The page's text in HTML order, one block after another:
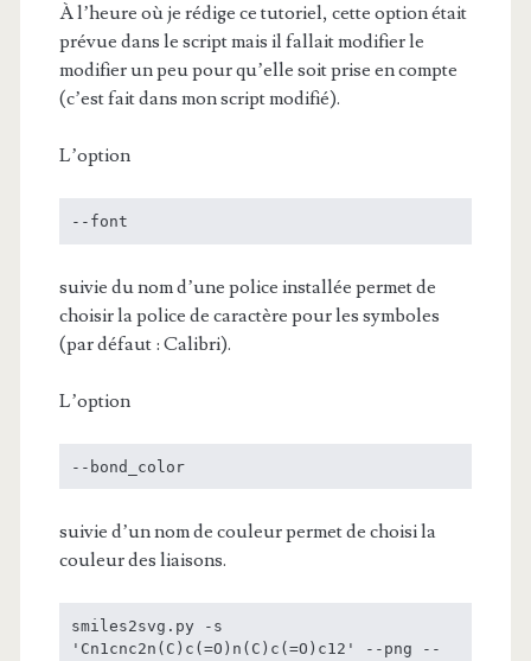
À l’heure où je rédige ce tutoriel, cette option était
prévue dans le script mais il fallait modifier le
modifier un peu pour qu’elle soit prise en compte
(c’est fait dans mon script modifié).
L’option
--font
suivie du nom d’une police installée permet de
choisir la police de caractère pour les symboles
(par défaut : Calibri).
L’option
--bond_color
suivie d’un nom de couleur permet de choisi la
couleur des liaisons.
smiles2svg.py -s
'Cn1cnc2n(C)c(=O)n(C)c(=O)c12' --png --